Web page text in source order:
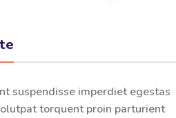
suspendisse imperdiet egestas
torquent proin parturient